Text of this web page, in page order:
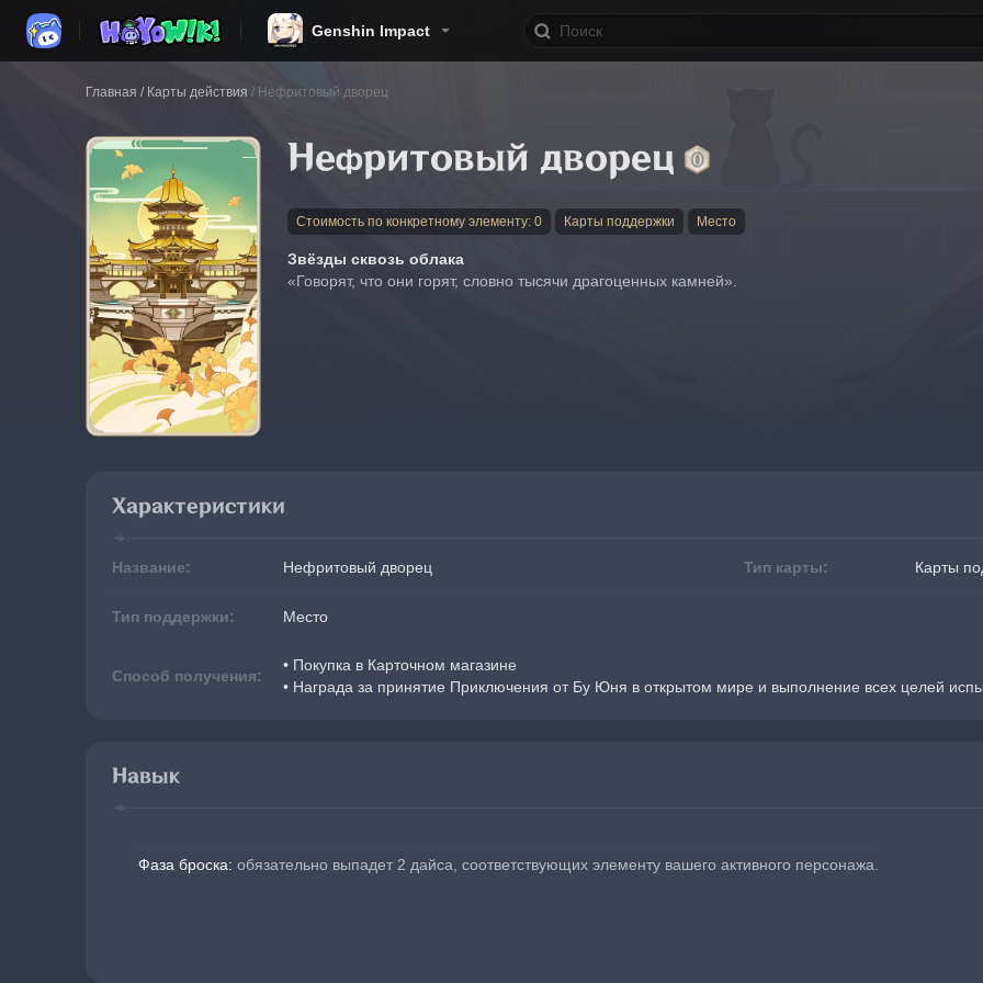
Genshin Impact
Главная / Карты действия / Нефритовый дворец
Нефритовый дворец
Стоимость по конкретному элементу: 0 Карты поддержки Место
Звёзды сквозь облака
«Говорят, что они горят, словно тысячи драгоценных камней».
Характеристики
Название: Нефритовый дворец Тип карты: Карты
Тип поддержки: Место
Способ получения:
• Покупка в Карточном магазине
• Награда за принятие Приключения от Бу Юня в открытом мире и выполнение всех целей
Навык
Фаза броска: обязательно выпадет 2 дайса, соответствующих элементу вашего активного персонажа.